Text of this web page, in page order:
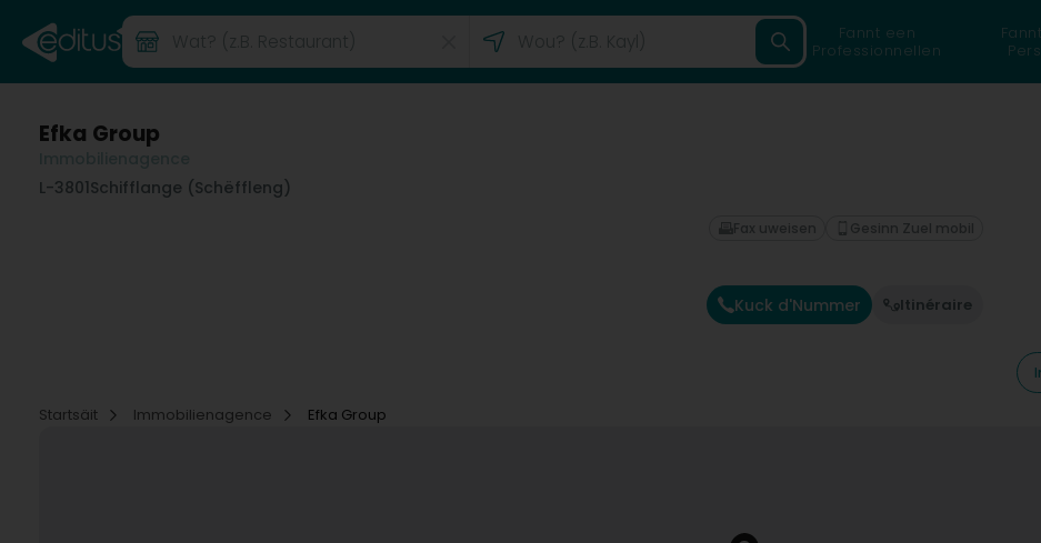
Fannt een
Professionnellen
Efka Group
L-3801Schifflange (Schëffleng)
Kuck d'Nummer Itinéraire
Fax uweisen Gesinn Zuel mobil
Startsäit
Immobilienagence Efka Group